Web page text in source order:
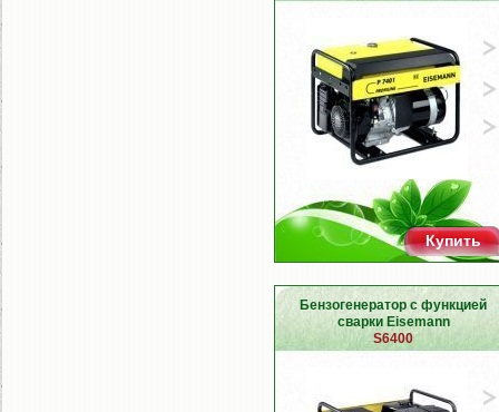
Купить
Бензогенератор с функцией
сварки Eisemann
S6400